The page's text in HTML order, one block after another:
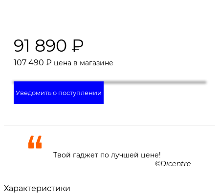
91 890 ₽
107 490 ₽ цена в магазине
Уведомить о поступлении
Твой гаджет по лучшей цене!
Dicentre
Характеристики